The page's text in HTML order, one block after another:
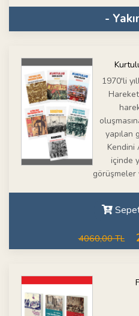
-
1970'li
yapılan
Kendini
içinde
görüşmeler
4060,00 TL